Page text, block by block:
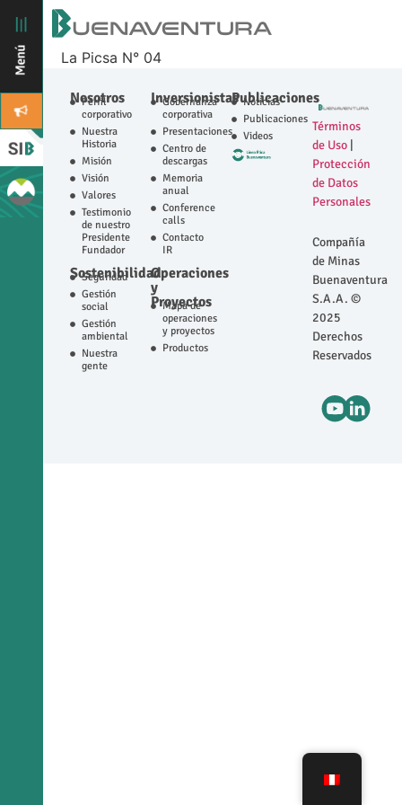
La Picsa N° 04
Nosotros
Perfil
corporativo
Nuestra
Historia
Misión
Visión
Valores
Testimonio
de nuestro
Presidente
Fundador
Sostenibilidad
Seguridad
Gestión
social
Gestión
ambiental
Nuestra
gente
Inversionistas
Gobernanza
corporativa
Presentaciones
Centro de
descargas
Memoria
anual
Conference
calls
Contacto
IR
Operaciones
y
Proyectos
Mapa de
operaciones
y proyectos
Productos
Publicaciones
Noticias
Publicaciones
Videos
Términos
de Uso
Protección
de Datos
Personales
Compañía
de Minas
Buenaventura
S.A.A. ©
2025
Derechos
Reservados